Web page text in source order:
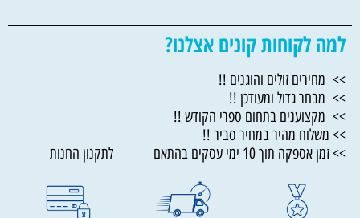
למה לקוחות קונים אצלנו?
>> מחירים זולים והוגנים !!
>> מבחר גדול ומעודכן !!
>> מקצוענים בתחום ספרי הקודש !!
>> משלוח מהיר במחיר סביר !!
>> זמן אספקה תוך 10 ימי עסקים בהתאם לתקנון החנות